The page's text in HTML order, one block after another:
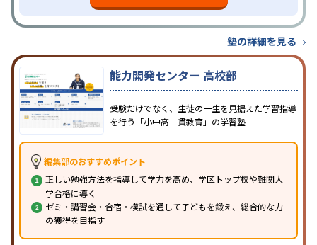
塾の詳細を見る
能力開発センター 高校部
受験だけでなく、生徒の一生を見据えた学習指導
を行う「小中高一貫教育」の学習塾
編集部のおすすめポイント
正しい勉強方法を指導して学力を高め、学区トップ校や難関大
学合格に導く
ゼミ・講習会・合宿・模試を通して子どもを鍛え、総合的な力
の獲得を目指す